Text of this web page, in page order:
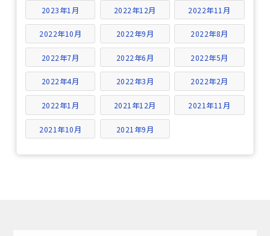
2023年1月 2022年12月 2022年11月
2022年10月 2022年9月 2022年8月
2022年7月 2022年6月 2022年5月
2022年4月 2022年3月 2022年2月
2022年1月 2021年12月 2021年11月
2021年10月 2021年9月